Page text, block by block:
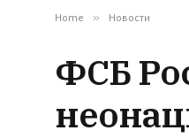
Home » Новости
ФСБ